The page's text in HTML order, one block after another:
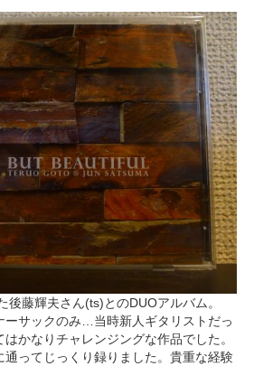
後藤輝夫さん(ts)とのDUOアルバム。
ーサックのみ…当時新人ギタリストだっ
かなりチャレンジングな作品でした。
通ってじっくり録りました。貴重な経験